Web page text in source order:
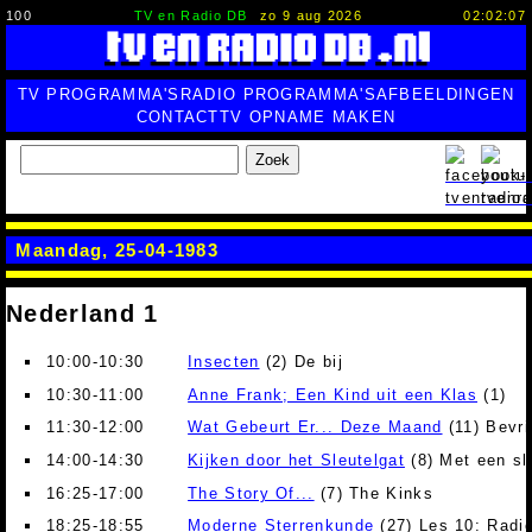
100 TV en Radio DB zo 9 aug 2026 02:02:08
TV PROGRAMMA'S RADIO PROGRAMMA'SAFBEELDINGEN
CONTACTTV OPNAME MAKEN
Zoek
Maandag, 25-04-1983
Nederland 1
10:00-10:30 Insecten (2) De bij
10:30-11:00
Anne Frank; Een Kind uit een Klas (1)
11:30-12:00
Wat Gebeurt Er... Deze Maand (11)
14:00-14:30
Kijken door het Sleutelgat (8) Met een
16:25-17:00
The Story Of...
(7) The Kinks
18:25-18:55
Moderne Sterrenkunde (27) Les 10: